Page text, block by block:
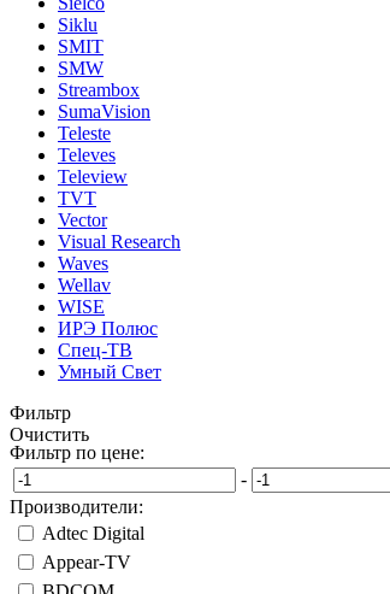
Siklu
SMIT
SMW
Streambox
SumaVision
Teleste
Televes
Teleview
TVT
Vector
Visual Research
Waves
Wellav
WISE
ИРЭ Полюс
Спец-ТВ
Умный Свет
Фильтр
Очистить
Фильтр по цене:
-
Производители:
Adtec Digital
Appear-TV